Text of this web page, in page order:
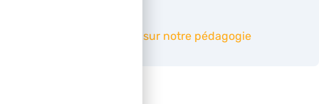
Pour plus d’informations sur notre pédagogie